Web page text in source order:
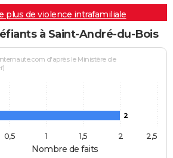
plus de violence intrafamiliale
à Saint-André-du-Bois
Nombre de faits
d'après le Ministère de
2
0,5 1 1,5 2 2,5